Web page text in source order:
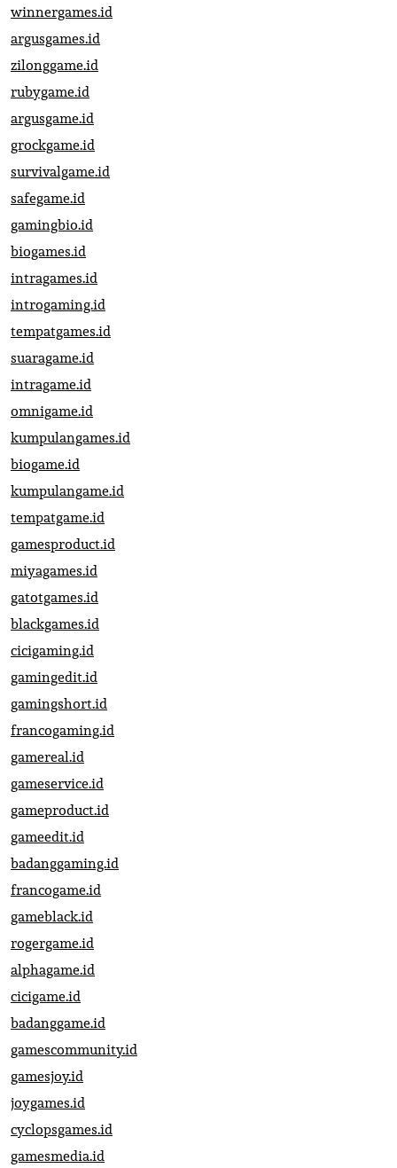
winnergames.id
argusgames.id
zilonggame.id
rubygame.id
argusgame.id
grockgame.id
survivalgame.id
safegame.id
gamingbio.id
biogames.id
intragames.id
introgaming.id
tempatgames.id
suaragame.id
intragame.id
omnigame.id
kumpulangames.id
biogame.id
kumpulangame.id
tempatgame.id
gamesproduct.id
miyagames.id
gatotgames.id
blackgames.id
cicigaming.id
gamingedit.id
gamingshort.id
francogaming.id
gamereal.id
gameservice.id
gameproduct.id
gameedit.id
badanggaming.id
francogame.id
gameblack.id
rogergame.id
alphagame.id
cicigame.id
badanggame.id
gamescommunity.id
gamesjoy.id
joygames.id
cyclopsgames.id
gamesmedia.id